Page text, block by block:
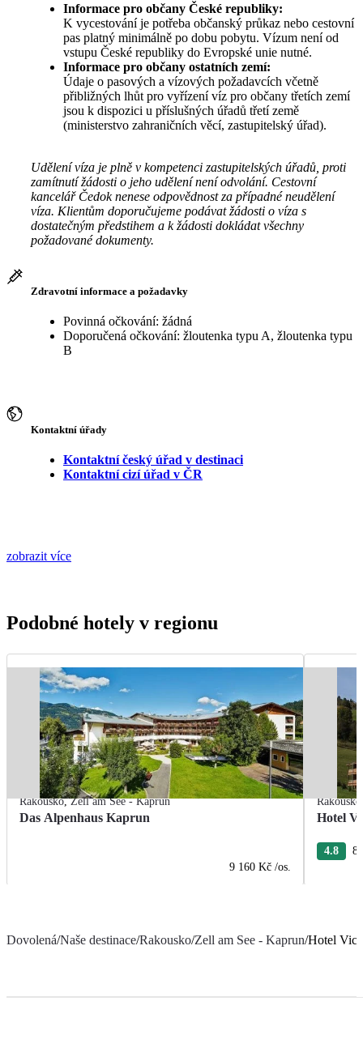
Informace pro občany České republiky:
K vycestování je potřeba občanský průkaz nebo cestovní
pas platný minimálně po dobu pobytu. Vízum není od
vstupu České republiky do Evropské unie nutné.
Informace pro občany ostatních zemí:
Údaje o pasových a vízových požadavcích včetně
přibližných lhůt pro vyřízení víz pro občany třetích zemí
jsou k dispozici u příslušných úřadů třetí země
(ministerstvo zahraničních věcí, zastupitelský úřad).
Udělení víza je plně v kompetenci zastupitelských úřadů, proti
zamítnutí žádosti o jeho udělení není odvolání. Cestovní
kancelář Čedok nenese odpovědnost za případné neudělení
víza. Klientům doporučujeme podávat žádosti o víza s
dostatečným předstihem a k žádosti dokládat všechny
požadované dokumenty.
Zdravotní informace a požadavky
Povinná očkování: žádná
Doporučená očkování: žloutenka typu A, žloutenka typu
B
Kontaktní úřady
Kontaktní český úřad v destinaci
Kontaktní cizí úřad v ČR
zobrazit více
Podobné hotely v regionu
Rakousko,Zell am See - Kaprun
Das Alpenhaus Kaprun
9 160 Kč /os.
Rakousko
Hotel
4.8 8
Dovolená/Naše destinace/Rakousko/Zell am See - Kaprun/Hotel